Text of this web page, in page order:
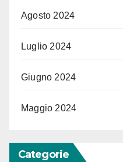
Agosto 2024
Luglio 2024
Giugno 2024
Maggio 2024
Categorie